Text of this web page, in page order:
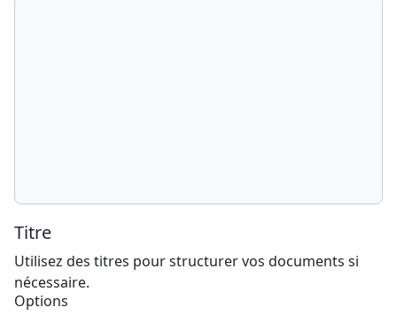
Titre
Utilisez des titres pour structurer vos documents si
nécessaire.
Options